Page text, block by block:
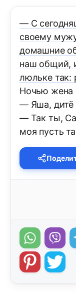
— С
своему
домашние
наш общий,
люльке так:
Ночью жена
— Яша, дитё
— Так ты,
моя пусть